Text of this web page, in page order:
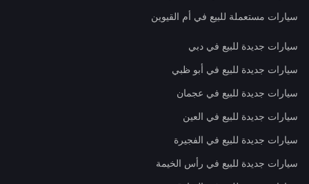
سيارات مستعملة للبيع في أم القيوين
سيارات جديدة للبيع في دبي
سيارات جديدة للبيع في أبو ظبي
سيارات جديدة للبيع في عجمان
سيارات جديدة للبيع في العين
سيارات جديدة للبيع في الفجيرة
سيارات جديدة للبيع في رأس الخيمة